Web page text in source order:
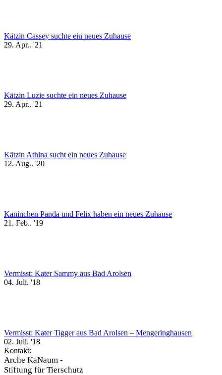
Kätzin Cassey suchte ein neues Zuhause
29. Apr.. '21
Kätzin Luzie suchte ein neues Zuhause
29. Apr.. '21
Kätzin Athina sucht ein neues Zuhause
12. Aug.. '20
Kaninchen Panda und Felix haben ein neues Zuhause
21. Feb.. '19
Vermisst: Kater Sammy aus Bad Arolsen
04. Juli. '18
Vermisst: Kater Tigger aus Bad Arolsen – Mengeringhausen
02. Juli. '18
Kontakt:
Arche KaNaum -
Stiftung für Tierschutz